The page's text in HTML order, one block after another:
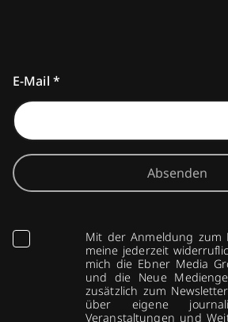
E-Mail *
Absenden
Mit der Anmeldung zum
meine jederzeit
mich die Ebner Media
und die Neue
zusätzlich zum
über eigene
Veranstaltungen und